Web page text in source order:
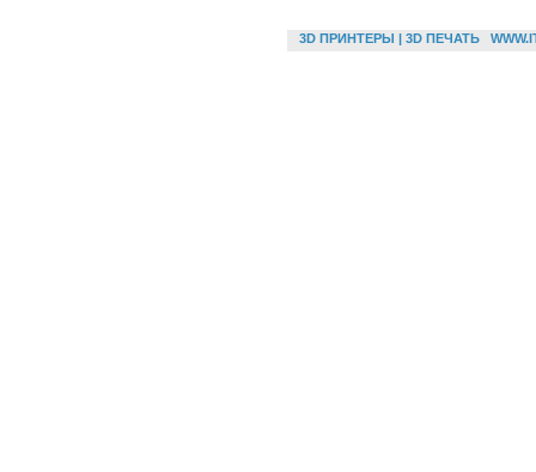
3D ПРИНТЕРЫ | 3D ПЕЧАТЬ